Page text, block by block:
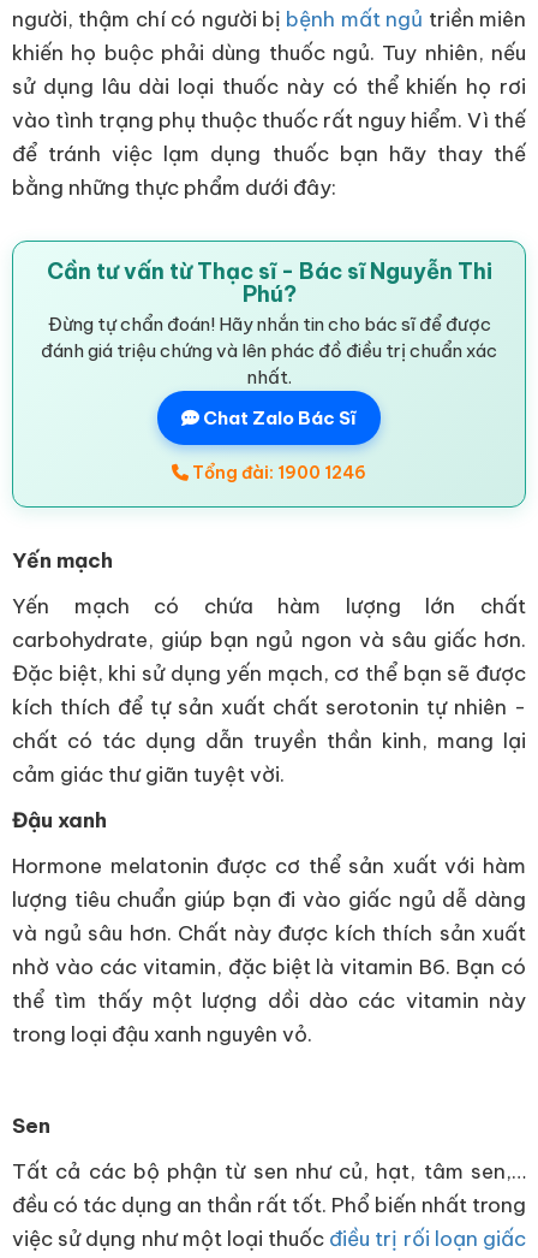
người, thậm chí có người bị bệnh mất ngủ triền miên
khiến họ buộc phải dùng thuốc ngủ. Tuy nhiên, nếu
sử dụng lâu dài loại thuốc này có thể khiến họ rơi
vào tình trạng phụ thuộc thuốc rất nguy hiểm. Vì thế
để tránh việc lạm dụng thuốc bạn hãy thay thế
bằng những thực phẩm dưới đây:
Cần tư vấn từ Thạc sĩ - Bác sĩ Nguyễn Thi
Phú?
Đừng tự chẩn đoán! Hãy nhắn tin cho bác sĩ để được
đánh giá triệu chứng và lên phác đồ điều trị chuẩn xác
nhất.
Chat Zalo Bác Sĩ
Tổng đài: 1900 1246
Yến mạch
Yến mạch có chứa hàm lượng lớn chất
carbohydrate, giúp bạn ngủ ngon và sâu giấc hơn.
Đặc biệt, khi sử dụng yến mạch, cơ thể bạn sẽ được
kích thích để tự sản xuất chất serotonin tự nhiên -
chất có tác dụng dẫn truyền thần kinh, mang lại
cảm giác thư giãn tuyệt vời.
Đậu xanh
Hormone melatonin được cơ thể sản xuất với hàm
lượng tiêu chuẩn giúp bạn đi vào giấc ngủ dễ dàng
và ngủ sâu hơn. Chất này được kích thích sản xuất
nhờ vào các vitamin, đặc biệt là vitamin B6. Bạn có
thể tìm thấy một lượng dồi dào các vitamin này
trong loại đậu xanh nguyên vỏ.
Sen
Tất cả các bộ phận từ sen như củ, hạt, tâm sen,…
đều có tác dụng an thần rất tốt. Phổ biến nhất trong
việc sử dụng như một loại thuốc điều trị rối loạn giấc